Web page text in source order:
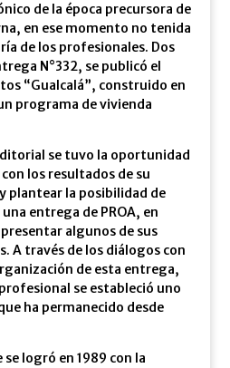
de la época precursora de
en ese momento no tenida
de los profesionales. Dos
N°332, se publicó el
“Gualcalá”, construido en
programa de vivienda
se tuvo la oportunidad
los resultados de su
plantear la posibilidad de
entrega de PROA, en
algunos de sus
A través de los diálogos con
de esta entrega,
se estableció uno
ha permanecido desde
logró en 1989 con la